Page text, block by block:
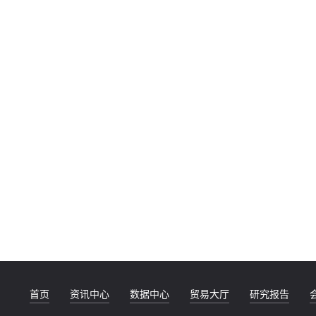
首页 资讯中心 数据中心 贸易大厅 研究报告